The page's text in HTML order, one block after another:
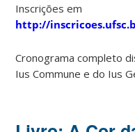
Inscrições em
http://
Cronograma completo
Ius Commune e do Ius